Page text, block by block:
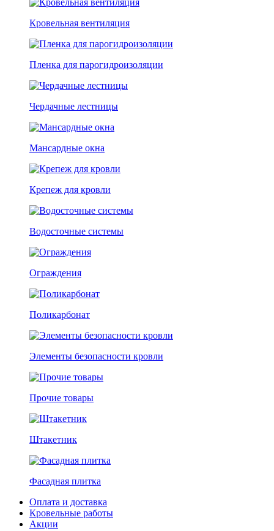
Кровельная вентиляция
Пленка для парогидроизоляции
Чердачные лестницы
Мансардные окна
Крепеж для кровли
Водосточные системы
Ограждения
Поликарбонат
Элементы безопасности кровли
Прочие товары
Штакетник
Фасадная плитка
Оплата и доставка
Кровельные работы
Акции